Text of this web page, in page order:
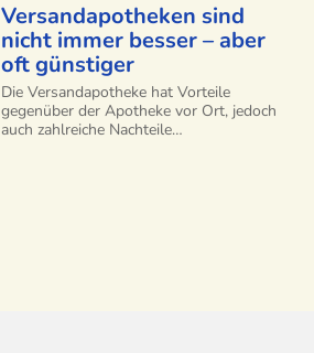
Versandapotheken sind
nicht immer besser – aber
oft günstiger
Die Versandapotheke hat Vorteile
gegenüber der Apotheke vor Ort, jedoch
auch zahlreiche Nachteile…